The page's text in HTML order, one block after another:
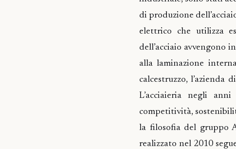
di produzione
elettrico che utilizza
dell’acciaio avvengono
alla laminazione
calcestruzzo,
L’acciaieria negli
competitività,
la filosofia del gruppo
realizzato nel 2010